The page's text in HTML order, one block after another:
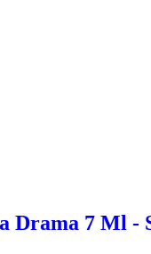
Drama 7 Ml -